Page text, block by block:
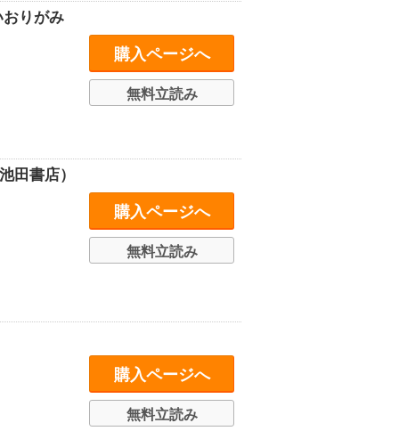
りがみ
購入ページへ
無料立読み
田書店）
購入ページへ
無料立読み
購入ページへ
無料立読み